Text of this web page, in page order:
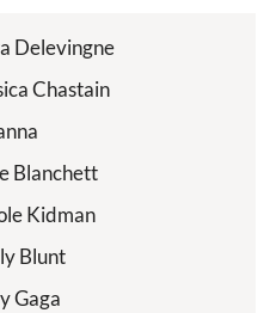
Delevingne
Chastain
Blanchett
Kidman
Blunt
Gaga